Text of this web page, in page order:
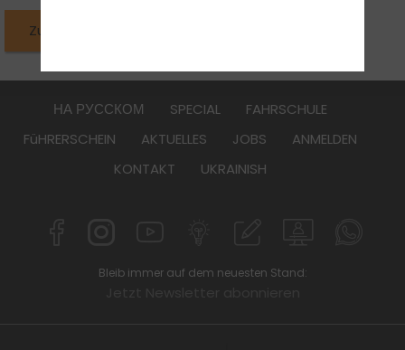
Zurück zu den News
НА РУССКОМ SPECIAL
FAHRSCHULE
FüHRERSCHEIN
AKTUELLES JOBS
ANMELDEN
KONTAKT
UKRAINISH
Bleib immer auf dem neuesten Stand: